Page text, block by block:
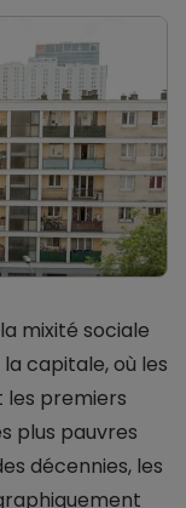
mixité sociale
capitale, où les
les premiers
plus pauvres
décennies, les